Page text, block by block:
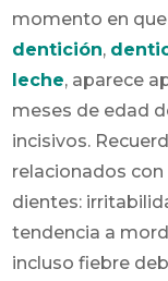
momento en
dentición,
leche, aparece
meses de edad
incisivos.
relacionados
dientes:
tendencia a
incluso fiebre